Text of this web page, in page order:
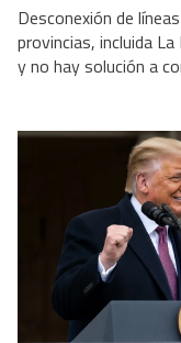
Desconexión de
provincias, incluida
y no hay solución a